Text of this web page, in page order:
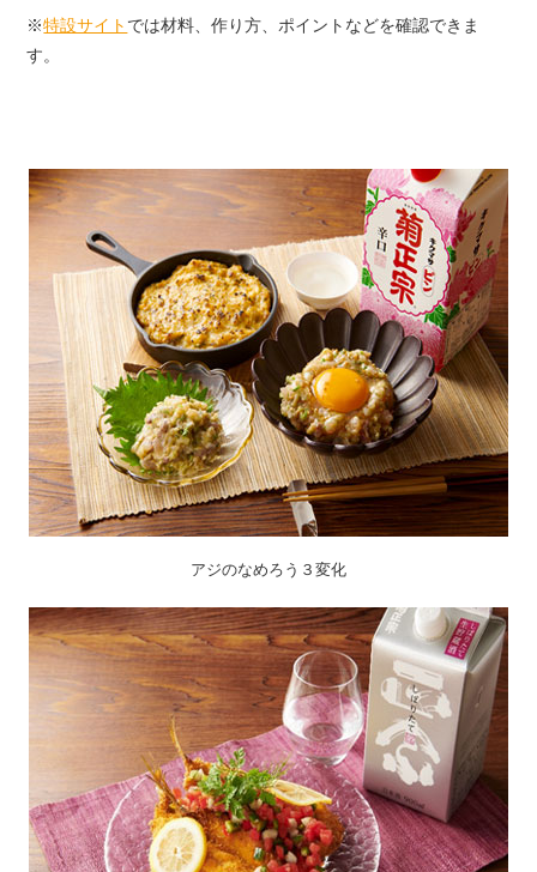
※特設サイト では材料、作り方、ポイントなどを確認できま
す。
アジのなめろう３変化